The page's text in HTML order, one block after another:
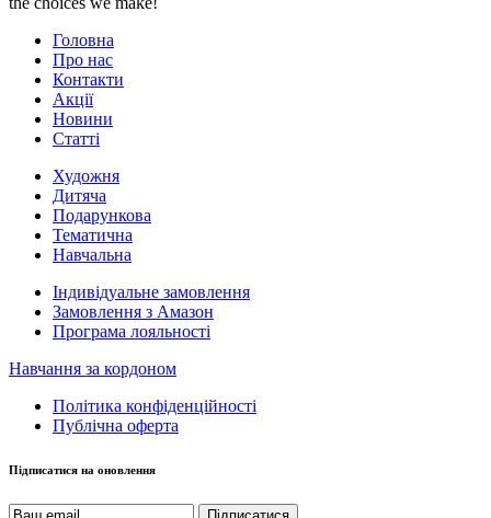
Головна
Про нас
Контакти
Акції
Новини
Статті
Художня
Дитяча
Подарункова
Тематична
Навчальна
Індивідуальне замовлення
Замовлення з Амазон
Програма лояльності
Навчання за кордоном
Політика конфіденційності
Публічна оферта
Підписатися на оновлення